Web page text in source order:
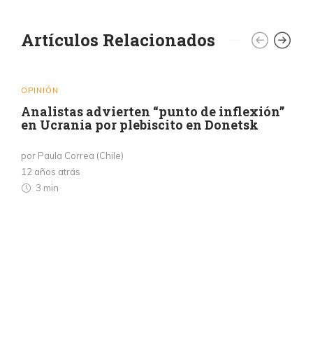
Artículos Relacionados
OPINIÓN
Analistas advierten “punto de inflexión”
en Ucrania por plebiscito en Donetsk
por Paula Correa (Chile)
12 años atrás
3 min